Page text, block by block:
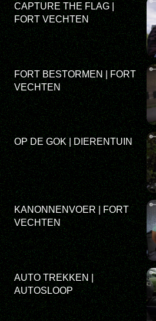
CAPTURE THE FLAG |
FORT VECHTEN
FORT BESTORMEN | FORT
VECHTEN
OP DE GOK | DIERENTUIN
KANONNENVOER | FORT
VECHTEN
AUTO TREKKEN |
AUTOSLOOP